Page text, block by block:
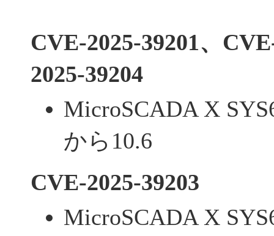
CVE-2025-39201、
2025-39204
MicroSCADA X
から10.6
CVE-2025-39203
MicroSCADA X